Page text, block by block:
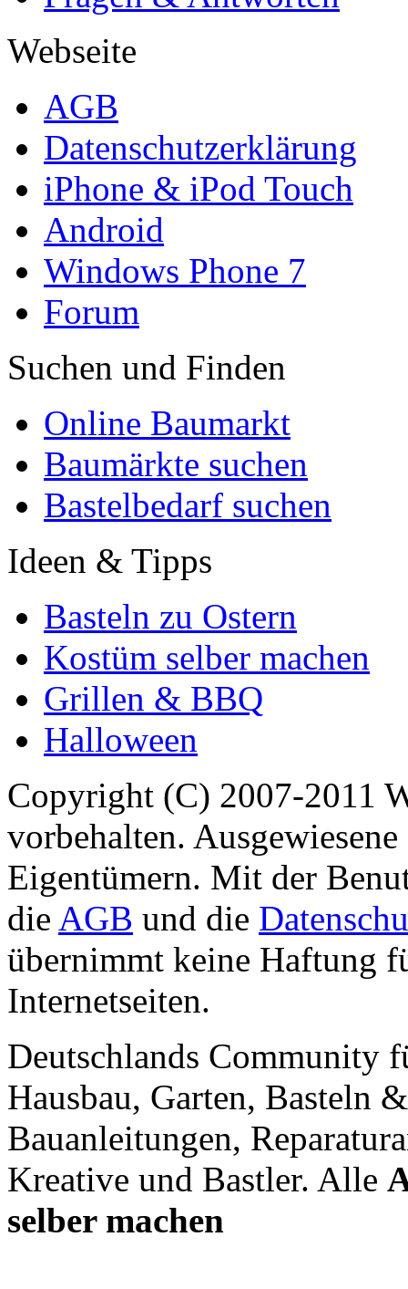
Webseite
AGB
Datenschutzerklärung
iPhone & iPod Touch
Android
Windows Phone 7
Forum
Suchen und Finden
Online Baumarkt
Baumärkte suchen
Bastelbedarf suchen
Ideen & Tipps
Basteln zu Ostern
Kostüm selber machen
Grillen & BBQ
Halloween
Copyright (C) 2007-2011
vorbehalten.
Eigentümern. Mit der
die AGB und die
übernimmt keine Haftung
Internetseiten.
Deutschlands Community
Hausbau, Garten, Basteln
Bauanleitungen,
Kreative und Bastler. Alle
selber machen